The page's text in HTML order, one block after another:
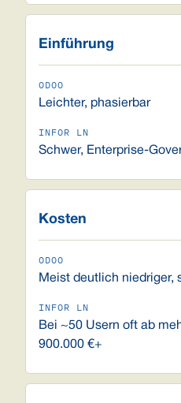
Einführung
Leichter, phasierbar
Schwer, Enterprise-
Kosten
Meist deutlich niedriger,
Bei ~50 Usern oft ab
900.000 €+